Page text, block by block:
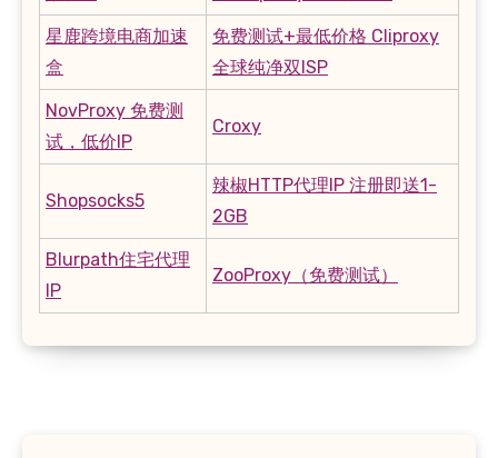
星鹿跨境电商加速
盒
免费测试+最低价格 Cliproxy
全球纯净双ISP
NovProxy 免费测
试，低价IP
Croxy
Shopsocks5
辣椒HTTP代理IP 注册即送1-
2GB
Blurpath住宅代理
IP
ZooProxy（免费测试）